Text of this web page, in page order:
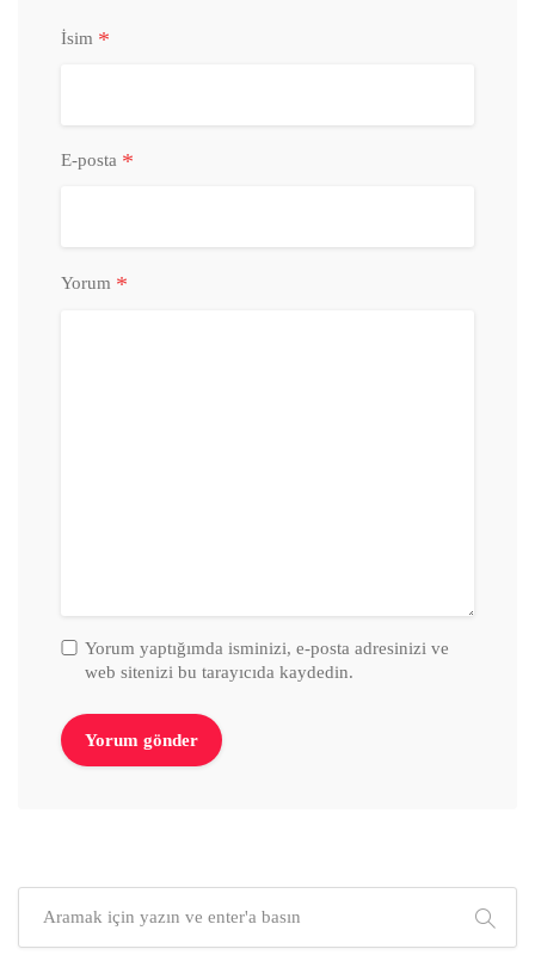
İsim *
E-posta *
Yorum *
Yorum yaptığımda isminizi, e-posta adresinizi ve
web sitenizi bu tarayıcıda kaydedin.